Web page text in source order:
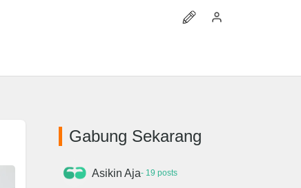
Gabung Sekarang
Asikin Aja- 19 posts